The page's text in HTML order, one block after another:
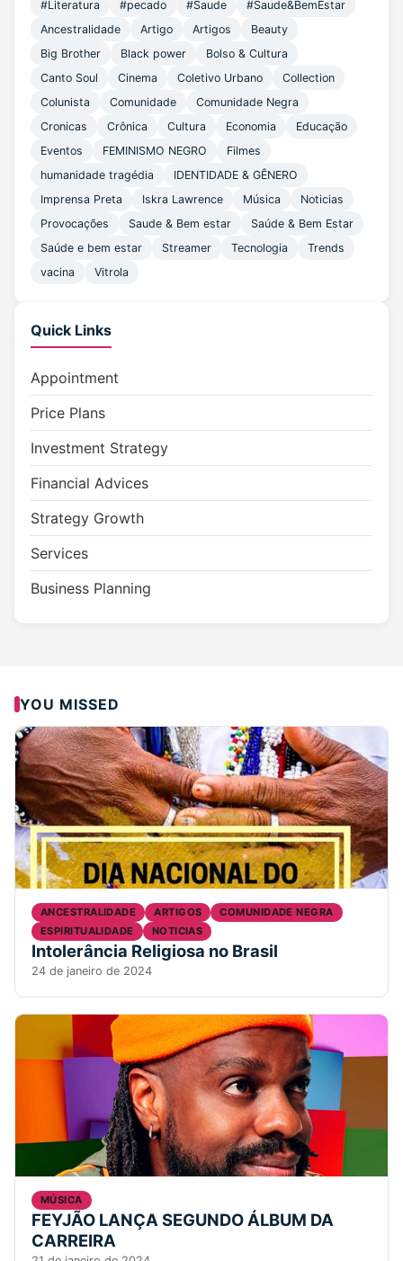
#Literatura
#pecado #Saude
#Saude&BemEstar
Ancestralidade
Artigo Artigos
Beauty
Big Brother
Black power
Bolso & Cultura
Canto Soul
Cinema Coletivo Urbano
Collection
Colunista
Comunidade
Comunidade Negra
Cronicas
Crônica Cultura Economia
Educação
Eventos
FEMINISMO NEGRO
Filmes
humanidade tragédia
IDENTIDADE & GÊNERO
Imprensa Preta
Iskra Lawrence Música
Noticias
Provocações
Saude & Bem estar
Saúde & Bem Estar
Saúde e bem estar
Streamer Tecnologia
Trends
vacina
Vitrola
Quick Links
Appointment
Price Plans
Investment Strategy
Financial Advices
Strategy Growth
Services
Business Planning
YOU MISSED
ANCESTRALIDADE ARTIGOS
COMUNIDADE NEGRA
ESPIRITUALIDADE
NOTICIAS
Intolerância Religiosa no Brasil
24 de janeiro de 2024
MÚSICA
FEYJÃO LANÇA SEGUNDO ÁLBUM DA
CARREIRA